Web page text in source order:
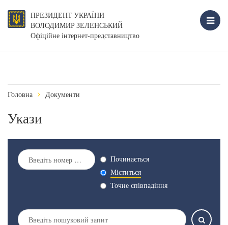
ПРЕЗИДЕНТ УКРАЇНИ
ВОЛОДИМИР ЗЕЛЕНСЬКИЙ
Офіційне інтернет-представництво
Головна Документи
Укази
Починається
Міститься
Точне співпадіння